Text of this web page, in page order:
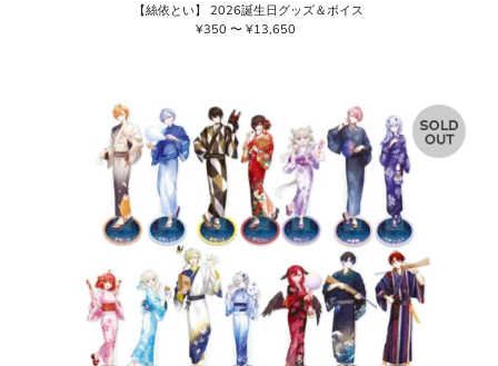
【絲依とい】 2026誕生日グッズ＆ボイス
通
¥350 〜 ¥13,650